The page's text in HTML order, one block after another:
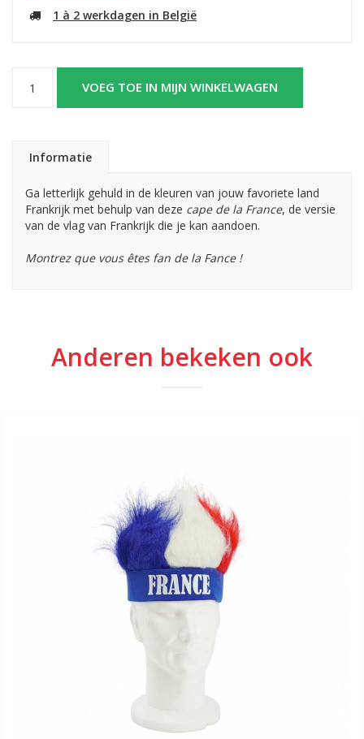
1 à 2 werkdagen in België
VOEG TOE IN MIJN WINKELWAGEN
Informatie
Ga letterlijk gehuld in de kleuren van jouw favoriete land
Frankrijk met behulp van deze cape de la France, de versie
van de vlag van Frankrijk die je kan aandoen.
Montrez que vous êtes fan de la Fance !
Anderen bekeken ook